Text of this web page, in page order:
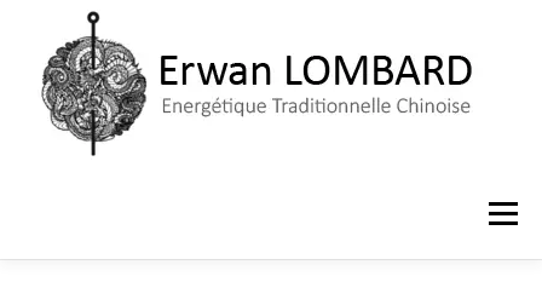
contenu
Menu